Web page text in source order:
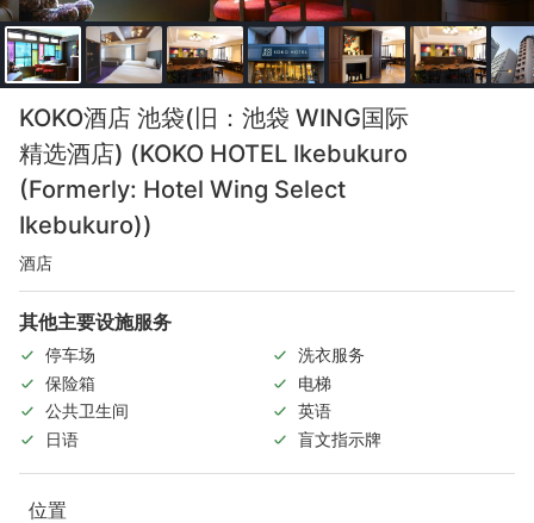
KOKO酒店 池袋(旧：池袋 WING国际
精选酒店) (KOKO HOTEL Ikebukuro
(Formerly: Hotel Wing Select
Ikebukuro))
酒店
其他主要设施服务
停车场
洗衣服务
保险箱
电梯
公共卫生间
英语
日语
盲文指示牌
位置